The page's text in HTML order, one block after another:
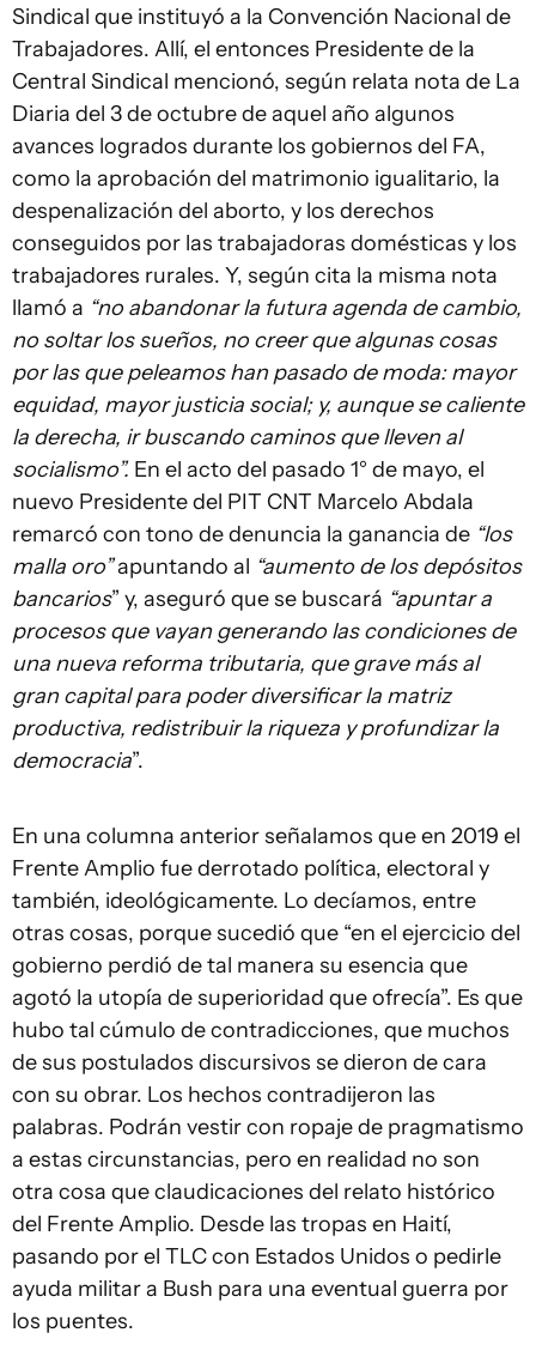
Sindical que instituyó a la Convención Nacional de
Trabajadores. Allí, el entonces Presidente de la
Central Sindical mencionó, según relata nota de La
Diaria del 3 de octubre de aquel año algunos
avances logrados durante los gobiernos del FA,
como la aprobación del matrimonio igualitario, la
despenalización del aborto, y los derechos
conseguidos por las trabajadoras domésticas y los
trabajadores rurales. Y, según cita la misma nota
llamó a “no abandonar la futura agenda de cambio,
no soltar los sueños, no creer que algunas cosas
por las que peleamos han pasado de moda: mayor
equidad, mayor justicia social; y, aunque se caliente
la derecha, ir buscando caminos que lleven al
socialismo”. En el acto del pasado 1° de mayo, el
nuevo Presidente del PIT CNT Marcelo Abdala
remarcó con tono de denuncia la ganancia de “los
malla oro”apuntando al “aumento de los depósitos
bancarios” y, aseguró que se buscará “apuntar a
procesos que vayan generando las condiciones de
una nueva reforma tributaria, que grave más al
gran capital para poder diversificar la matriz
productiva, redistribuir la riqueza y profundizar la
democracia”.
En una columna anterior señalamos que en 2019 el
Frente Amplio fue derrotado política, electoral y
también, ideológicamente. Lo decíamos, entre
otras cosas, porque sucedió que “en el ejercicio del
gobierno perdió de tal manera su esencia que
agotó la utopía de superioridad que ofrecía”. Es que
hubo tal cúmulo de contradicciones, que muchos
de sus postulados discursivos se dieron de cara
con su obrar. Los hechos contradijeron las
palabras. Podrán vestir con ropaje de pragmatismo
a estas circunstancias, pero en realidad no son
otra cosa que claudicaciones del relato histórico
del Frente Amplio. Desde las tropas en Haití,
pasando por el TLC con Estados Unidos o pedirle
ayuda militar a Bush para una eventual guerra por
los puentes.